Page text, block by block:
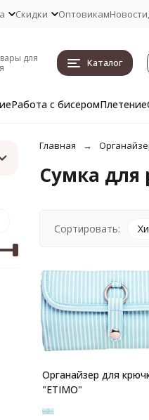
Скидки Оптовикам
для
Каталог
Работа с бисеромПлетение
Главная
Сумка для
Сортировать:
Органайзер для
"ETIMO"